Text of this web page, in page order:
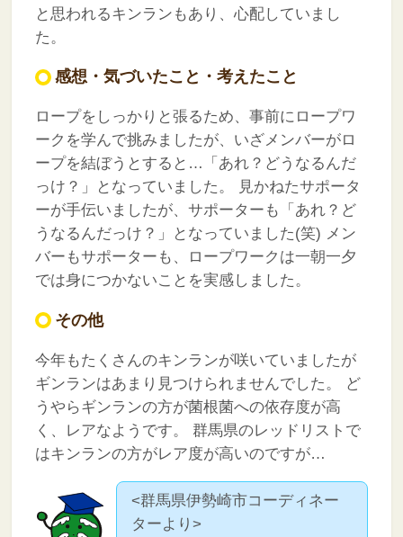
と思われるキンランもあり、心配していまし
た。
感想・気づいたこと・考えたこと
ロープをしっかりと張るため、事前にロープワ
ークを学んで挑みましたが、いざメンバーがロ
ープを結ぼうとすると…「あれ？どうなるんだ
っけ？」となっていました。
見かねたサポータ
ーが手伝いましたが、サポーターも「あれ？ど
うなるんだっけ？」となっていました(笑) メン
バーもサポーターも、ロープワークは一朝一夕
では身につかないことを実感しました。
その他
今年もたくさんのキンランが咲いていましたが
ギンランはあまり見つけられませんでした。
ど
うやらギンランの方が菌根菌への依存度が高
く、レアなようです。
群馬県のレッドリストで
はキンランの方がレア度が高いのですが…
<群馬県伊勢崎市コーディネー
ターより>